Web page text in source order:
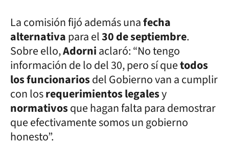
La comisión fijó además unafecha
alternativapara el30 de septiembre.
Sobre ello,Adorniaclaró: “No tengo
información de lo del 30, pero sí quetodos
los funcionariosdel Gobierno van a cumplir
con losrequerimientos legalesy
normativosque hagan falta para demostrar
que efectivamente somos un gobierno
honesto”.